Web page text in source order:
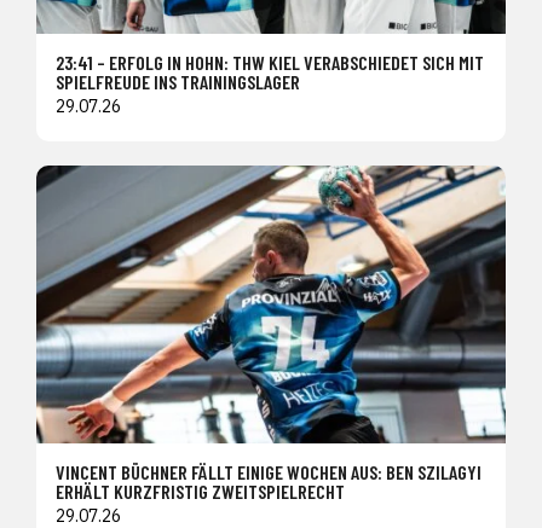
23:41 – ERFOLG IN HOHN: THW KIEL VERABSCHIEDET SICH MIT
SPIELFREUDE INS TRAININGSLAGER
29.07.26
VINCENT BÜCHNER FÄLLT EINIGE WOCHEN AUS: BEN SZILAGYI
ERHÄLT KURZFRISTIG ZWEITSPIELRECHT
29.07.26